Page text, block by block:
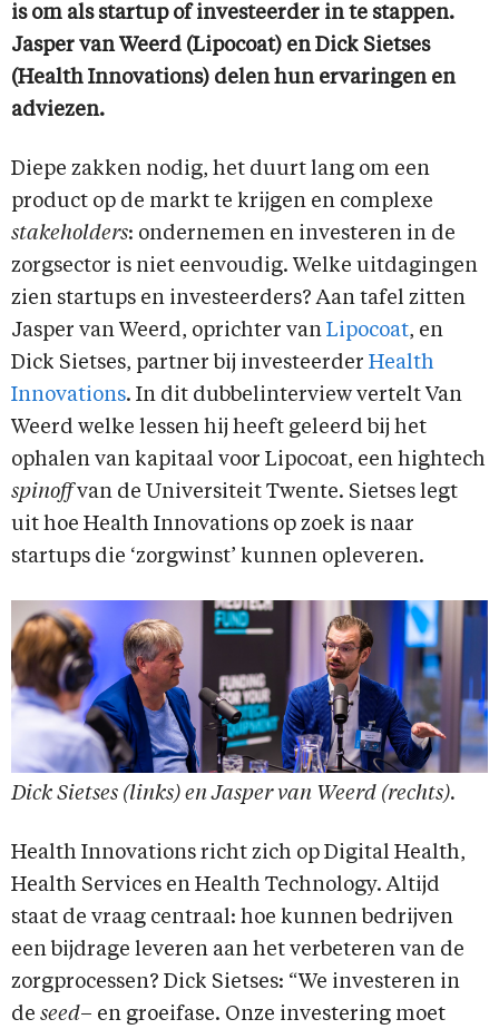
is om als startup of investeerder in te stappen.
Jasper van Weerd (Lipocoat) en Dick Sietses
(Health Innovations) delen hun ervaringen en
adviezen.
Diepe zakken nodig, het duurt lang om een
product op de markt te krijgen en complexe
stakeholders: ondernemen en investeren in de
zorgsector is niet eenvoudig. Welke uitdagingen
zien startups en investeerders? Aan tafel zitten
Jasper van Weerd, oprichter van Lipocoat, en
Dick Sietses, partner bij investeerder Health
Innovations. In dit dubbelinterview vertelt Van
Weerd welke lessen hij heeft geleerd bij het
ophalen van kapitaal voor Lipocoat, een hightech
spinoffvan de Universiteit Twente. Sietses legt
uit hoe Health Innovations op zoek is naar
startups die ‘zorgwinst’ kunnen opleveren.
Dick Sietses (links) en Jasper van Weerd (rechts).
Health Innovations richt zich op Digital Health,
Health Services en Health Technology. Altijd
staat de vraag centraal: hoe kunnen bedrijven
een bijdrage leveren aan het verbeteren van de
zorgprocessen? Dick Sietses: “We investeren in
de seed– en groeifase. Onze investering moet